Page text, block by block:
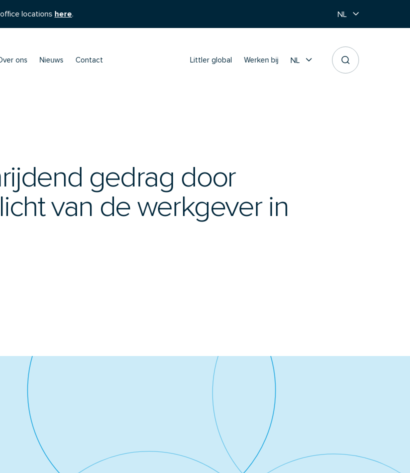
locations here. NL
ons Nieuws Contact Littler global Werken bij NL
gedrag door
van de werkgever in